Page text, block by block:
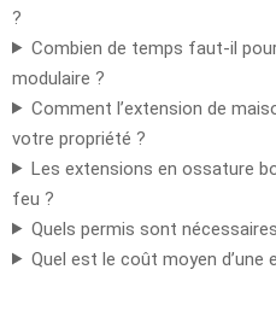
?
Combien de temps faut-il
modulaire ?
Comment l’extension de
votre propriété ?
Les extensions en ossature
feu ?
Quels permis sont
Quel est le coût moyen d’une